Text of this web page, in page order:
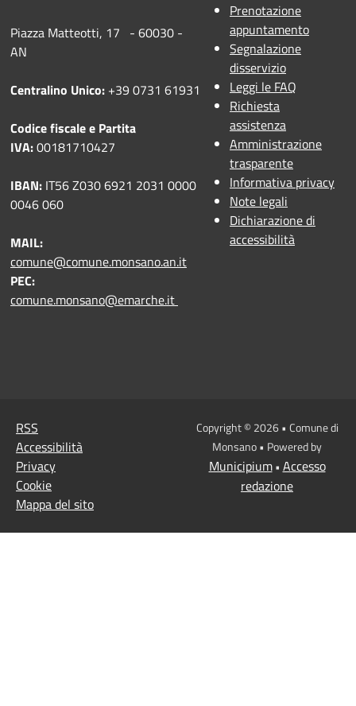
Piazza Matteotti, 17 - 60030 -
AN
Centralino Unico: +39 0731 61931
Codice fiscale e Partita
IVA:00181710427
IBAN: IT56 Z030 6921 2031 0000
0046 060
MAIL:
comune@comune.monsano.an.it
PEC:
comune.monsano@emarche.it
Prenotazione
appuntamento
Segnalazione
disservizio
Leggi le FAQ
Richiesta
assistenza
Amministrazione
trasparente
Informativa privacy
Note legali
Dichiarazione di
accessibilità
RSS
Accessibilità
Privacy
Cookie
Mappa del sito
Copyright © 2026 • Comune di
Monsano • Powered by
Municipium• Accesso
redazione